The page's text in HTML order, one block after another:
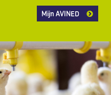
Mijn AVINED